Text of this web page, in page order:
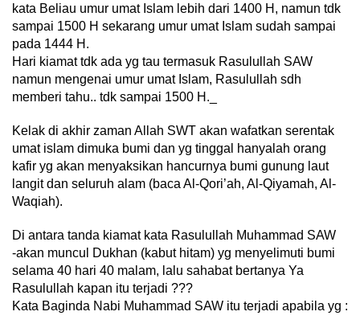
kata Beliau umur umat Islam lebih dari 1400 H, namun tdk
sampai 1500 H sekarang umur umat Islam sudah sampai
pada 1444 H.
Hari kiamat tdk ada yg tau termasuk Rasulullah SAW
namun mengenai umur umat Islam, Rasulullah sdh
memberi tahu.. tdk sampai 1500 H._
Kelak di akhir zaman Allah SWT akan wafatkan serentak
umat islam dimuka bumi dan yg tinggal hanyalah orang
kafir yg akan menyaksikan hancurnya bumi gunung laut
langit dan seluruh alam (baca Al-Qori’ah, Al-Qiyamah, Al-
Waqiah).
Di antara tanda kiamat kata Rasulullah Muhammad SAW
-akan muncul Dukhan (kabut hitam) yg menyelimuti bumi
selama 40 hari 40 malam, lalu sahabat bertanya Ya
Rasulullah kapan itu terjadi ???
Kata Baginda Nabi Muhammad SAW itu terjadi apabila yg :